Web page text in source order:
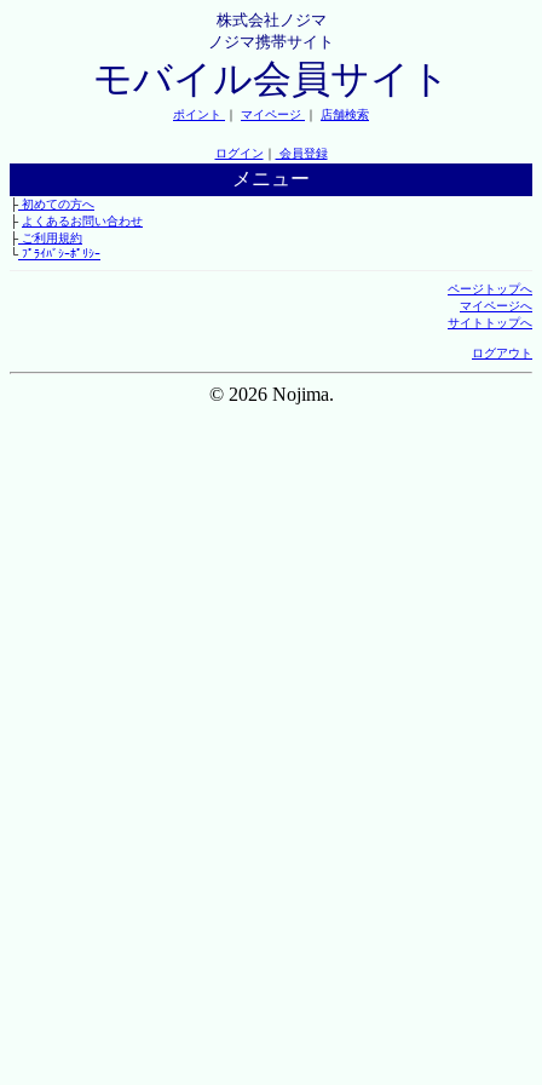
株式会社ノジマ
ノジマ携帯サイト
モバイル会員サイト
ポイント ｜ マイページ ｜ 店舗検索
ログイン ｜ 会員登録
メニュー
├初めての方へ
├ よくあるお問い合わせ
├ご利用規約
└ﾌﾟﾗｲﾊﾞｼｰﾎﾟﾘｼｰ
ページトップへ
マイページへ
サイトトップへ
ログアウト
© 2026 Nojima.